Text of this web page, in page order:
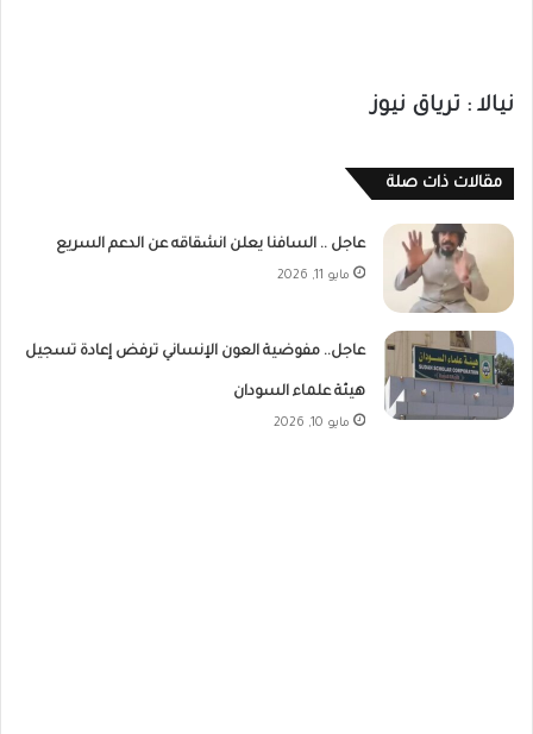
نيالا : ترياق نيوز
مقالات ذات صلة
عاجل .. السافنا يعلن انشقاقه عن الدعم السريع
مايو 11, 2026
عاجل.. مفوضية العون الإنساني ترفض إعادة تسجيل
هيئة علماء السودان
مايو 10, 2026